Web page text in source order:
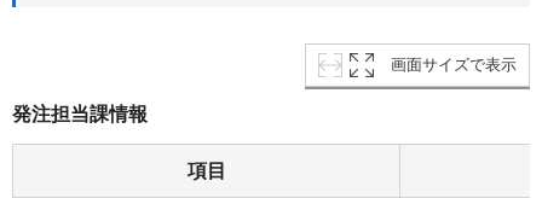
画面サイズで表示
発注担当課情報
項目